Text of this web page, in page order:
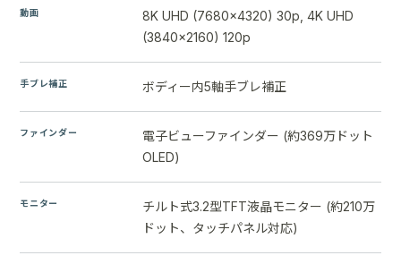
動画
8K UHD (7680×4320) 30p, 4K UHD
(3840×2160) 120p
手ブレ補正 ボディー内5軸手ブレ補正
ファインダー
電子ビューファインダー (約369万ドット
OLED)
モニター
チルト式3.2型TFT液晶モニター (約210万
ドット、タッチパネル対応)